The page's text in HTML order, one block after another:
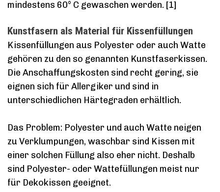
mindestens 60° C gewaschen werden. [1]
Kunstfasern als Material für Kissenfüllungen
Kissenfüllungen aus Polyester oder auch Watte
gehören zu den so genannten Kunstfaserkissen.
Die Anschaffungskosten sind recht gering, sie
eignen sich für Allergiker und sind in
unterschiedlichen Härtegraden erhältlich.
Das Problem: Polyester und auch Watte neigen
zu Verklumpungen, waschbar sind Kissen mit
einer solchen Füllung also eher nicht. Deshalb
sind Polyester- oder Wattefüllungen meist nur
für Dekokissen geeignet.